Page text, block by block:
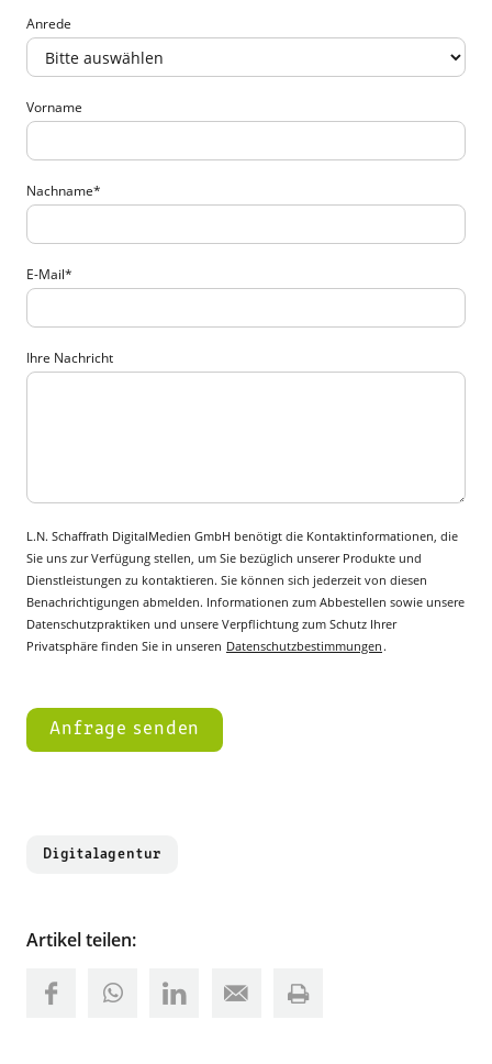
Anrede
Vorname
Nachname*
E-Mail*
Ihre Nachricht
L.N. Schaffrath DigitalMedien GmbH benötigt die Kontaktinformationen, die
Sie uns zur Verfügung stellen, um Sie bezüglich unserer Produkte und
Dienstleistungen zu kontaktieren. Sie können sich jederzeit von diesen
Benachrichtigungen abmelden. Informationen zum Abbestellen sowie unsere
Datenschutzpraktiken und unsere Verpflichtung zum Schutz Ihrer
Privatsphäre finden Sie in unseren Datenschutzbestimmungen .
Digitalagentur
Artikel teilen: